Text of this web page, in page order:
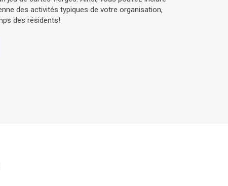
des activités typiques de votre organisation,
des résidents!